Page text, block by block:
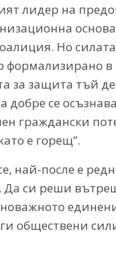
лидер на
Но
в
за защита тъй
добре се
граждански
е горещ”.
най-после е
си реши
обществени